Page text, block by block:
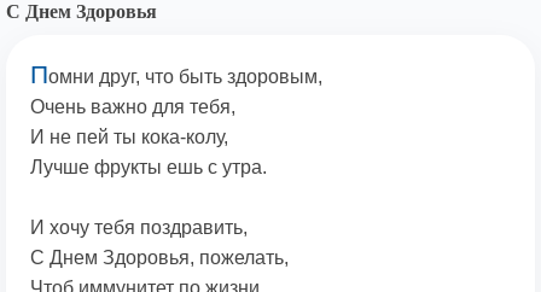
С Днем Здоровья
Помни друг, что быть здоровым,
Очень важно для тебя,
И не пей ты кока-колу,
Лучше фрукты ешь с утра.
И хочу тебя поздравить,
С Днем Здоровья, пожелать,
Чтоб иммунитет по жизни,